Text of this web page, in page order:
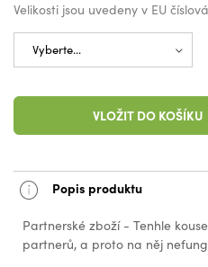
Velikosti jsou uvedeny v EU
VLOŽIT DO KOŠÍKU
Popis produktu
Partnerské zboží - Tenhle
partnerů, a proto na něj